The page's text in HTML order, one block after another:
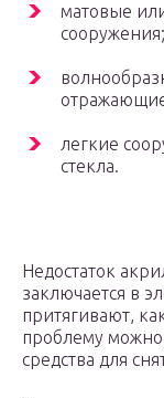
матовые
сооружения;
легкие
стекла.
Недостаток
заключается в
притягивают,
проблему
средства для